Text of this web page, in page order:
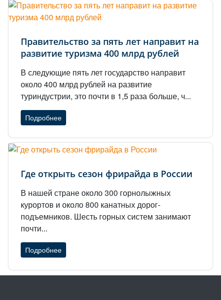
Правительство за пять лет направит на
развитие туризма 400 млрд рублей
В следующие пять лет государство направит
около 400 млрд рублей на развитие
туриндустрии, это почти в 1,5 раза больше, ч...
Подробнее
Где открыть сезон фрирайда в России
В нашей стране около 300 горнолыжных
курортов и около 800 канатных дорог-
подъемников. Шесть горных систем занимают
почти...
Подробнее